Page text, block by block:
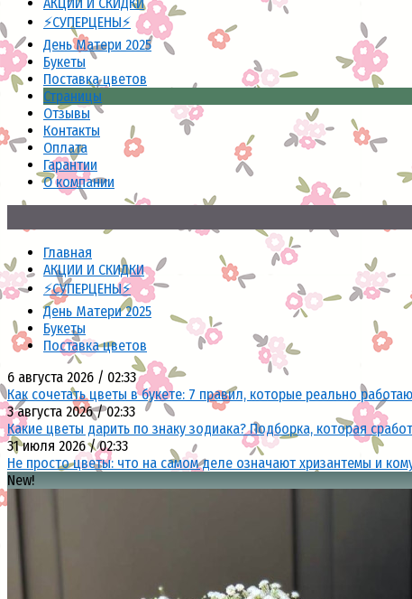
⚡СУПЕРЦЕНЫ⚡
День Матери 2025
Букеты
Поставка цветов
Страницы
Отзывы
Контакты
Оплата
Гарантии
О компании
Главная
АКЦИИ И СКИДКИ
⚡СУПЕРЦЕНЫ⚡
День Матери 2025
Букеты
Поставка цветов
6 августа 2026 / 02:33
Как сочетать цветы в букете: 7 правил, которые реально
3 августа 2026 / 02:33
Какие цветы дарить по знаку зодиака? Подборка, которая
31 июля 2026 / 02:33
Не просто цветы: что на самом деле означают хризантемы и
New!